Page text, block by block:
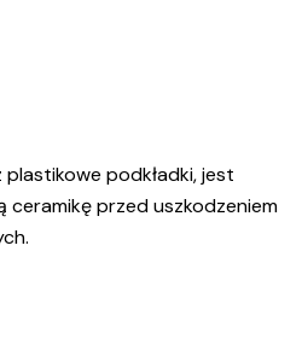
podkładki, jest
ceramikę przed uszkodzeniem